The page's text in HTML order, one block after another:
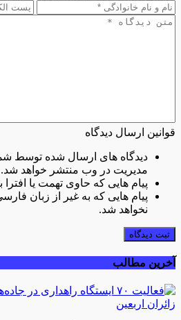
قوانین ارسال دیدگاه
دیدگاه های ارسال شده توسط
مدیریت در وب منتشر خواهد شد.
پیام هایی که حاوی تهمت یا
پیام هایی که به غیر از زبان
نخواهد شد.
ثبت دیدگاه
آخرین مطالب